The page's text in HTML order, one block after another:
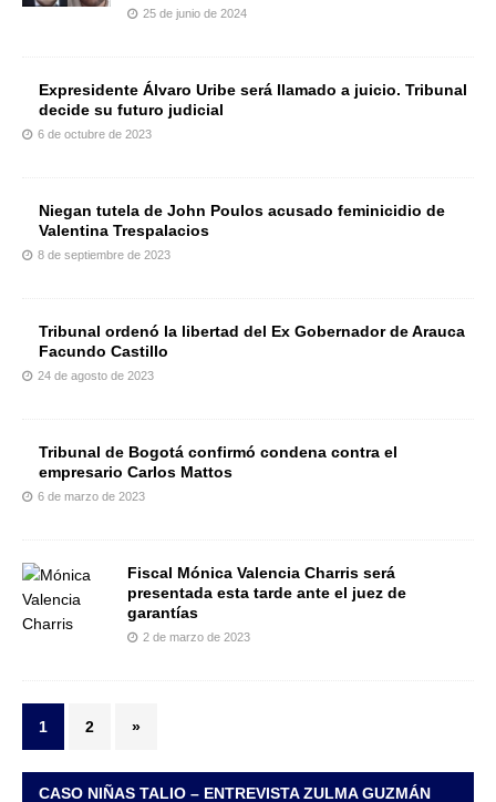
25 de junio de 2024
Expresidente Álvaro Uribe será llamado a juicio. Tribunal
decide su futuro judicial
6 de octubre de 2023
Niegan tutela de John Poulos acusado feminicidio de
Valentina Trespalacios
8 de septiembre de 2023
Tribunal ordenó la libertad del Ex Gobernador de Arauca
Facundo Castillo
24 de agosto de 2023
Tribunal de Bogotá confirmó condena contra el
empresario Carlos Mattos
6 de marzo de 2023
Fiscal Mónica Valencia Charris será
presentada esta tarde ante el juez de
garantías
2 de marzo de 2023
1 2 »
CASO NIÑAS TALIO – ENTREVISTA ZULMA GUZMÁN